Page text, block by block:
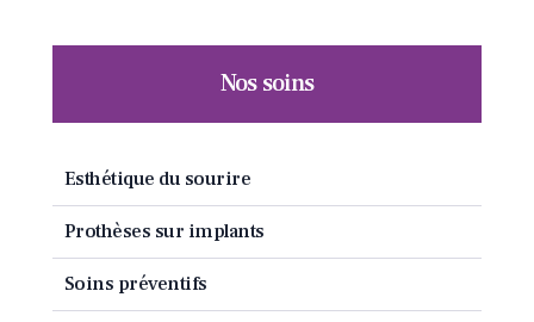
Nos soins
Esthétique du sourire
Prothèses sur implants
Soins préventifs